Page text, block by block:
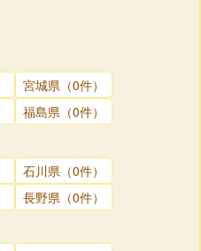
宮城県（0件）
福島県（0件）
石川県（0件）
長野県（0件）